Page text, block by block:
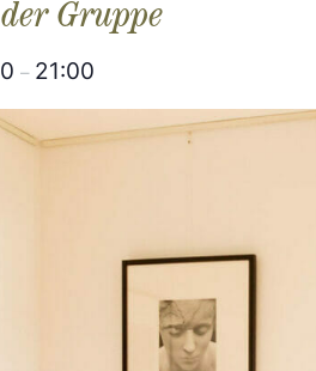
Gruppe
– 21:00